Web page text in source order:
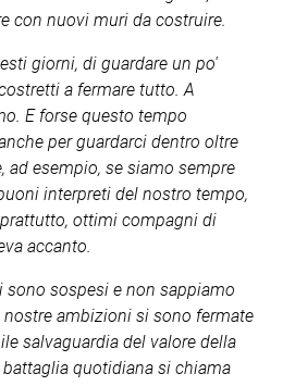
con nuovi muri da costruire.
giorni, di guardare un po'
a fermare tutto. A
E forse questo tempo
per guardarci dentro oltre
ad esempio, se siamo sempre
interpreti del nostro tempo,
ottimi compagni di
accanto.
sono sospesi e non sappiamo
nostre ambizioni si sono fermate
salvaguardia del valore della
quotidiana si chiama